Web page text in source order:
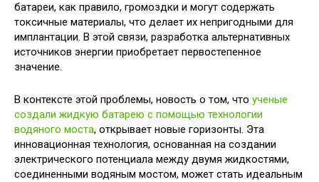
батареи, как правило, громоздки и могут содержать
токсичные материалы, что делает их непригодными для
имплантации. В этой связи, разработка альтернативных
источников энергии приобретает первостепенное
значение.
В контексте этой проблемы, новость о том, что ученые
создали жидкую батарею с помощью технологии
водяного моста, открывает новые горизонты. Эта
инновационная технология, основанная на создании
электрического потенциала между двумя жидкостями,
соединенными водяным мостом, может стать идеальным